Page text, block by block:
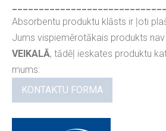
Absorbentu produktu klāsts ir ļoti
Jums vispiemērotākais produkts nav
VEIKALĀ, tādēļ ieskates produktu
mums:
KONTAKTU FORMA